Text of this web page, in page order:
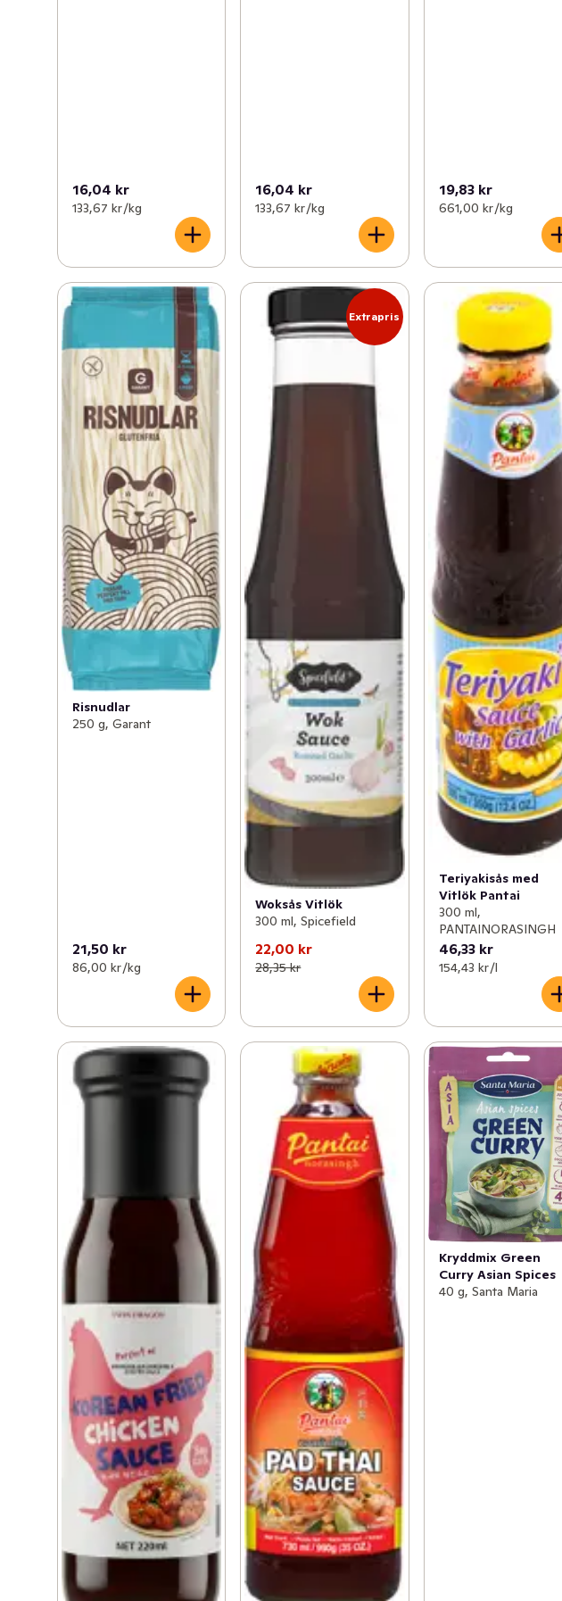
16,04 kr
133,67 kr /kg
16,04 kr
133,67 kr /kg
19,83 kr
661,00 kr /kg
Risnudlar
250 g, Garant
21,50 kr
86,00 kr /kg
Extrapris
Woksås Vitlök
300 ml, Spicefield
22,00 kr
28,35 kr
Teriyakisås med
Vitlök Pantai
300 ml,
PANTAINORASINGH
46,33 kr
154,43 kr /l
Kryddmix Green
Curry Asian Spices
40 g, Santa Maria